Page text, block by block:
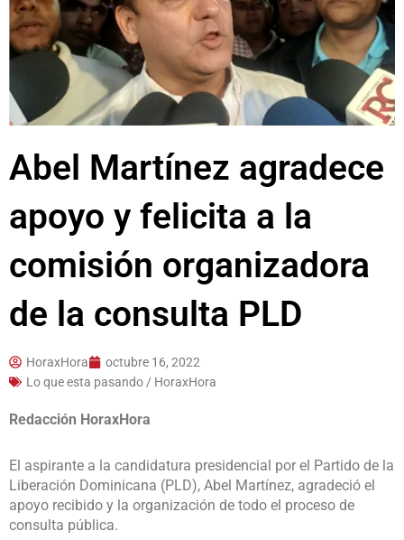
Abel Martínez agradece
apoyo y felicita a la
comisión organizadora
de la consulta PLD
HoraxHora
octubre 16, 2022
Lo que esta pasando / HoraxHora
Redacción HoraxHora
El aspirante a la candidatura presidencial por el Partido de la
Liberación Dominicana (PLD), Abel Martínez, agradeció el
apoyo recibido y la organización de todo el proceso de
consulta pública.